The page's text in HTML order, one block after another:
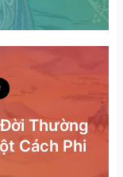
Thường
Cách Phi